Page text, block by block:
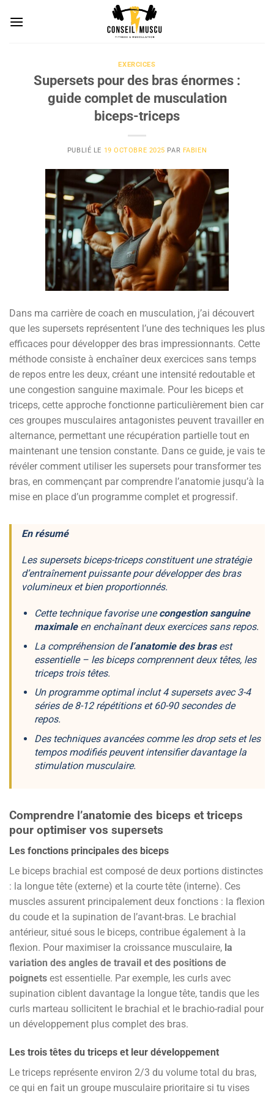
EXERCICES
Supersets pour des bras énormes :
guide complet de musculation
biceps-triceps
PUBLIÉ LE 19 OCTOBRE 2025 PAR FABIEN
Dans ma carrière de coach en musculation, j’ai découvert
que les supersets représentent l’une des techniques les plus
efficaces pour développer des bras impressionnants. Cette
méthode consiste à enchaîner deux exercices sans temps
de repos entre les deux, créant une intensité redoutable et
une congestion sanguine maximale. Pour les biceps et
triceps, cette approche fonctionne particulièrement bien car
ces groupes musculaires antagonistes peuvent travailler en
alternance, permettant une récupération partielle tout en
maintenant une tension constante. Dans ce guide, je vais te
révéler comment utiliser les supersets pour transformer tes
bras, en commençant par comprendre l’anatomie jusqu’à la
mise en place d’un programme complet et progressif.
En résumé
Les supersets biceps-triceps constituent une stratégie
d’entraînement puissante pour développer des bras
volumineux et bien proportionnés.
Cette technique favorise unecongestion sanguine
maximaleen enchaînant deux exercices sans repos.
La compréhension del’anatomie des brasest
essentielle – les biceps comprennent deux têtes, les
triceps trois têtes.
Un programme optimal inclut 4 supersets avec 3-4
séries de 8-12 répétitions et 60-90 secondes de
repos.
Des techniques avancées comme les drop setset les
tempos modifiéspeuvent intensifier davantage la
stimulation musculaire.
Comprendre l’anatomie des biceps et triceps
pour optimiser vos supersets
Les fonctions principales des biceps
Le biceps brachial est composé de deux portions distinctes
: la longue tête (externe) et la courte tête (interne). Ces
muscles assurent principalement deux fonctions : la flexion
du coude et la supination de l’avant-bras. Le brachial
antérieur, situé sous le biceps, contribue également à la
flexion. Pour maximiser la croissance musculaire, la
variation des angles de travail et des positions de
poignets est essentielle. Par exemple, les curls avec
supination ciblent davantage la longue tête, tandis que les
curls marteau sollicitent le brachial et le brachio-radial pour
un développement plus complet des bras.
Les trois têtes du triceps et leur développement
Le triceps représente environ 2/3 du volume total du bras,
ce qui en fait un groupe musculaire prioritaire si tu vises